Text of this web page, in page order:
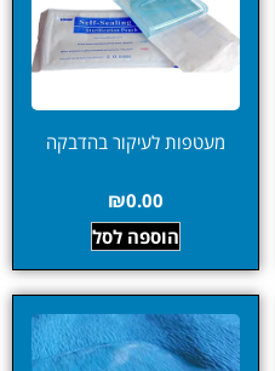
מעטפות לעיקור בהדבקה
₪0.00
הוספה לסל